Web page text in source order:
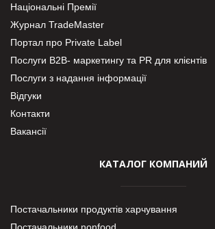
Національні Премії
Журнал TradeMaster
Портал про Private Label
Послуги В2В- маркетингу та PR для клієнтів
Послуги з надання інформації
Відгуки
Контакти
Вакансії
КАТАЛОГ КОМПАНИЙ
Постачальники продуктів харчування
Постачальники nonfood